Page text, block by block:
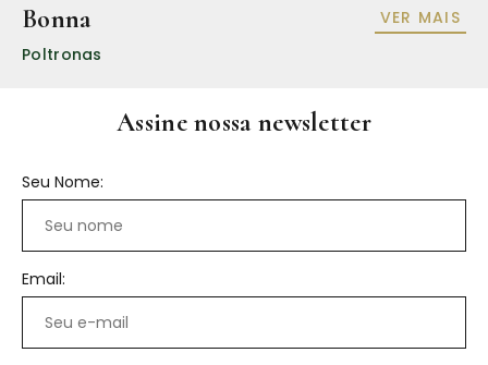
Bonna
Poltronas
VER MAIS
Assine nossa newsletter
Seu Nome:
Email: